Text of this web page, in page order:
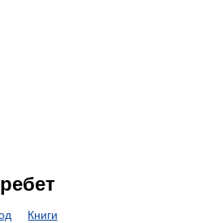
Книги